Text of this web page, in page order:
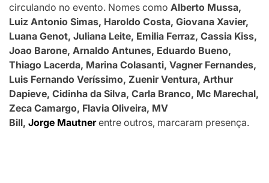
circulando no evento. Nomes como Alberto Mussa,
Luiz Antonio Simas, Haroldo Costa, Giovana Xavier,
Luana Genot, Juliana Leite, Emilia Ferraz, Cassia Kiss,
Joao Barone, Arnaldo Antunes, Eduardo Bueno,
Thiago Lacerda, Marina Colasanti, Vagner Fernandes,
Luis Fernando Veríssimo, Zuenir Ventura, Arthur
Dapieve, Cidinha da Silva, Carla Branco, Mc Marechal,
Zeca Camargo, Flavia Oliveira, MV
Bill, Jorge Mautnerentre outros, marcaram presença.